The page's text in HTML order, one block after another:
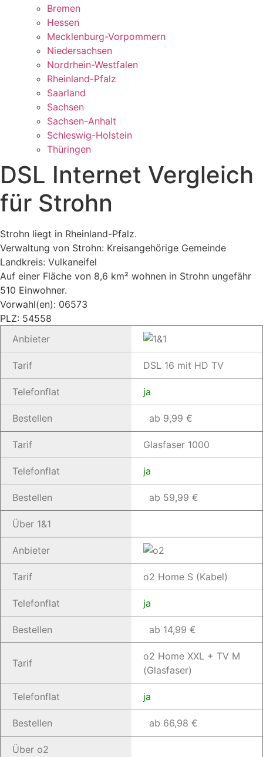
Bremen
Hessen
Mecklenburg-Vorpommern
Niedersachsen
Nordrhein-Westfalen
Rheinland-Pfalz
Saarland
Sachsen
Sachsen-Anhalt
Schleswig-Holstein
Thüringen
DSL Internet Vergleich
für Strohn
Strohn liegt in Rheinland-Pfalz.
Verwaltung von Strohn: Kreisangehörige Gemeinde
Landkreis: Vulkaneifel
Auf einer Fläche von 8,6 km² wohnen in Strohn ungefähr
510 Einwohner.
Vorwahl(en): 06573
PLZ: 54558
Anbieter
Tarif DSL 16 mit HD TV
Telefonflat ja
Bestellen ab 9,99 €
Tarif Glasfaser 1000
Telefonflat ja
Bestellen ab 59,99 €
Über 1&1
Anbieter
Tarif o2 Home S (Kabel)
Telefonflat ja
Bestellen ab 14,99 €
Tarif
o2 Home XXL + TV M
(Glasfaser)
Telefonflat ja
Bestellen ab 66,98 €
Über o2